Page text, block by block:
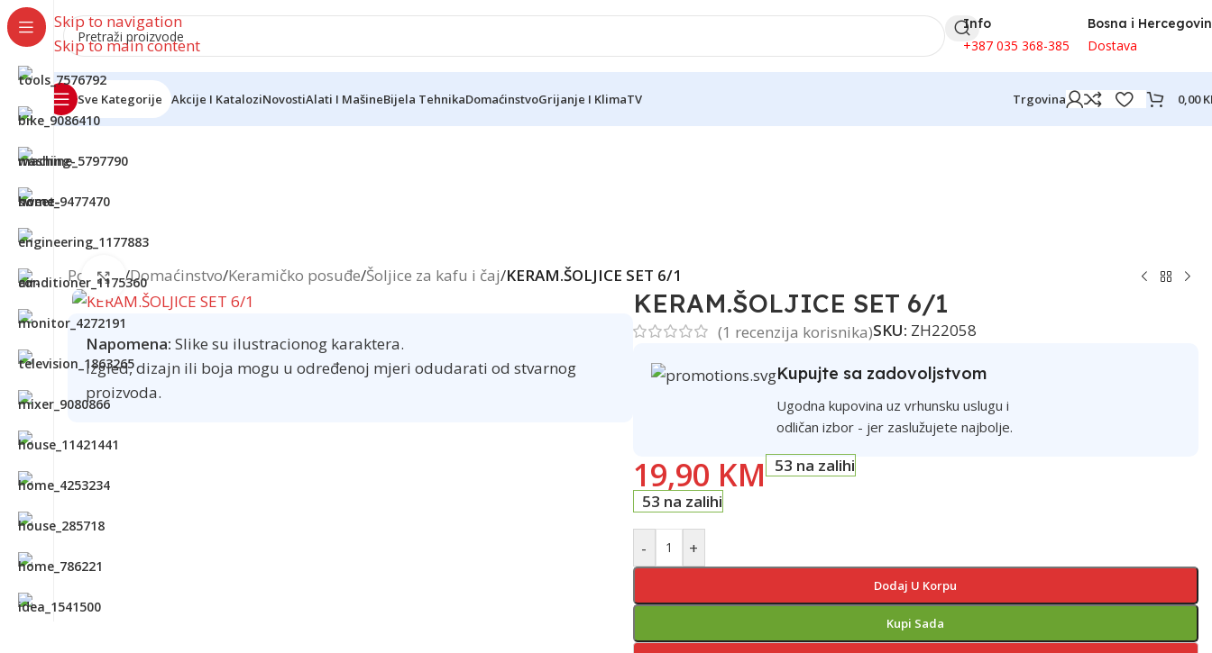
Skip to navigation
Skip to main content
Info
+387 035 368-385
Bosna i
Dostava
Sve Kategorije Akcije I KataloziNovostiAlati I MašineBijela TehnikaDomaćinstvoGrijanje I KlimaTV Trgovina 0,00
Reklama
Početna/Domaćinstvo/Keramičko posuđe/Šoljice za kafu i čaj/KERAM.ŠOLJICE SET 6/1
Click to enlarge
Napomena: Slike su ilustracionog karaktera.
Izgled, dizajn ili boja mogu u određenoj mjeri odudarati od stvarnog
proizvoda.
KERAM.ŠOLJICE SET 6/1
(1 recenzija korisnika)SKU: ZH22058
Kupujte sa zadovoljstvom
Ugodna kupovina uz vrhunsku uslugu i
odličan izbor - jer zaslužujete najbolje.
19,90 KM
53 na zalihi
53 na zalihi
- +
Dodaj U Korpu
Kupi Sada